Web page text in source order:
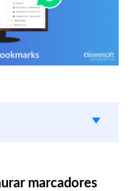
marcadores